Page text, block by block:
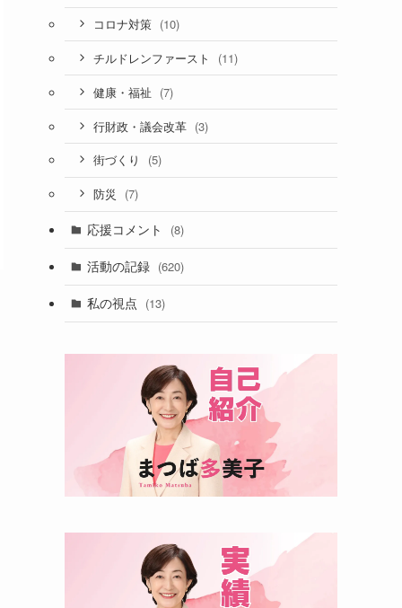
コロナ対策 (10)
チルドレンファースト (11)
健康・福祉 (7)
行財政・議会改革 (3)
街づくり (5)
防災 (7)
応援コメント (8)
活動の記録 (620)
私の視点 (13)